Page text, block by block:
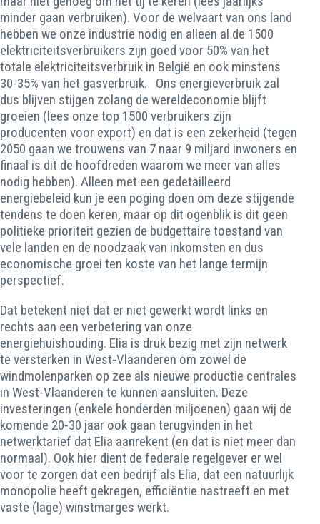
minder gaan verbruiken). Voor de welvaart van ons land
hebben we onze industrie nodig en alleen al de 1500
elektriciteitsverbruikers zijn goed voor 50% van het
totale elektriciteitsverbruik in België en ook minstens
30-35% van het gasverbruik. Ons energieverbruik zal
dus blijven stijgen zolang de wereldeconomie blijft
groeien (lees onze top 1500 verbruikers zijn
producenten voor export) en dat is een zekerheid (tegen
2050 gaan we trouwens van 7 naar 9 miljard inwoners en
finaal is dit de hoofdreden waarom we meer van alles
nodig hebben). Alleen met een gedetailleerd
energiebeleid kun je een poging doen om deze stijgende
tendens te doen keren, maar op dit ogenblik is dit geen
politieke prioriteit gezien de budgettaire toestand van
vele landen en de noodzaak van inkomsten en dus
economische groei ten koste van het lange termijn
perspectief.
Dat betekent niet dat er niet gewerkt wordt links en
rechts aan een verbetering van onze
energiehuishouding. Elia is druk bezig met zijn netwerk
te versterken in West-Vlaanderen om zowel de
windmolenparken op zee als nieuwe productie centrales
in West-Vlaanderen te kunnen aansluiten. Deze
investeringen (enkele honderden miljoenen) gaan wij de
komende 20-30 jaar ook gaan terugvinden in het
netwerktarief dat Elia aanrekent (en dat is niet meer dan
normaal). Ook hier dient de federale regelgever er wel
voor te zorgen dat een bedrijf als Elia, dat een natuurlijk
monopolie heeft gekregen, efficiëntie nastreeft en met
vaste (lage) winstmarges werkt.